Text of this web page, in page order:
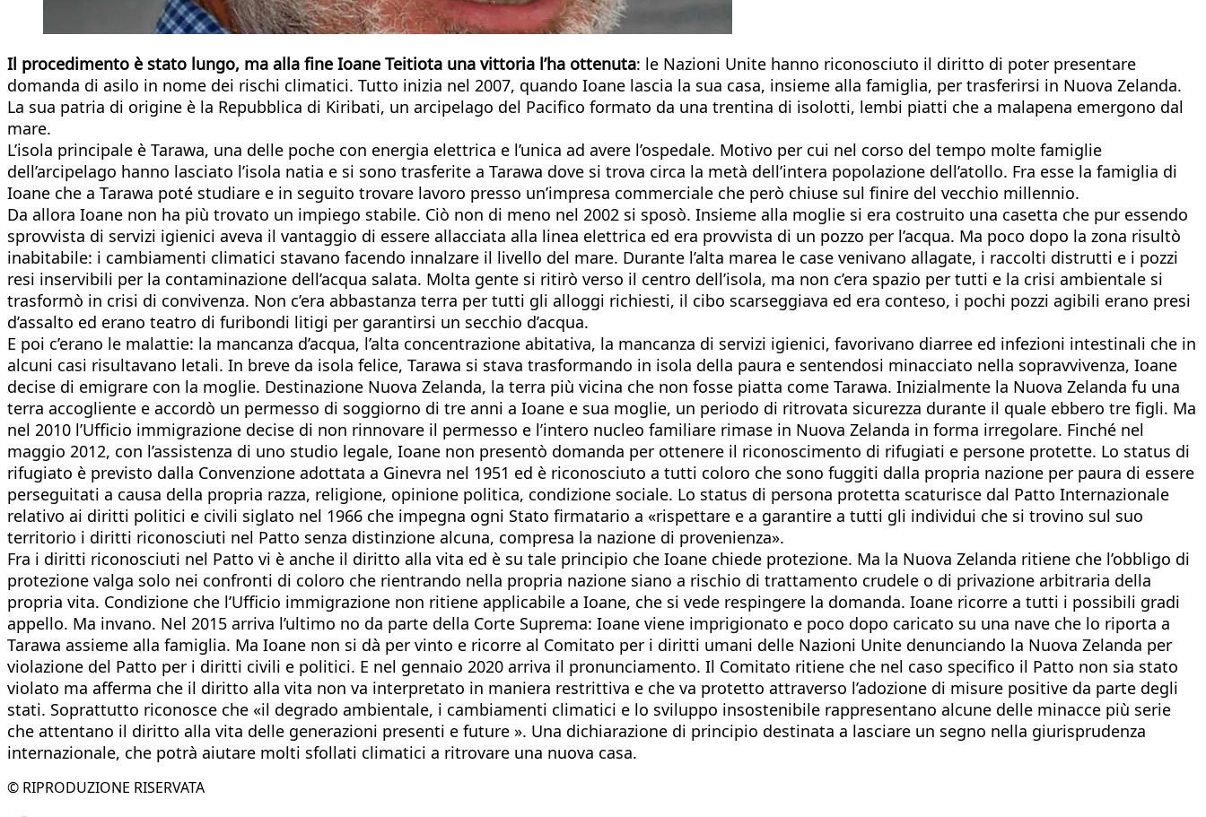
Il procedimento è stato lungo, ma alla fine Ioane Teitiota una vittoria l’ha ottenuta: le Nazioni Unite hanno riconosciuto il diritto di poter presentare
domanda di asilo in nome dei rischi climatici. Tutto inizia nel 2007, quando Ioane lascia la sua casa, insieme alla famiglia, per trasferirsi in Nuova Zelanda.
La sua patria di origine è la Repubblica di Kiribati, un arcipelago del Pacifico formato da una trentina di isolotti, lembi piatti che a malapena emergono dal
mare.
L’isola principale è Tarawa, una delle poche con energia elettrica e l’unica ad avere l’ospedale. Motivo per cui nel corso del tempo molte famiglie
dell’arcipelago hanno lasciato l’isola natia e si sono trasferite a Tarawa dove si trova circa la metà dell’intera popolazione dell’atollo. Fra esse la famiglia di
Ioane che a Tarawa poté studiare e in seguito trovare lavoro presso un’impresa commerciale che però chiuse sul finire del vecchio millennio.
Da allora Ioane non ha più trovato un impiego stabile. Ciò non di meno nel 2002 si sposò. Insieme alla moglie si era costruito una casetta che pur essendo
sprovvista di servizi igienici aveva il vantaggio di essere allacciata alla linea elettrica ed era provvista di un pozzo per l’acqua. Ma poco dopo la zona risultò
inabitabile: i cambiamenti climatici stavano facendo innalzare il livello del mare. Durante l’alta marea le case venivano allagate, i raccolti distrutti e i pozzi
resi inservibili per la contaminazione dell’acqua salata. Molta gente si ritirò verso il centro dell’isola, ma non c’era spazio per tutti e la crisi ambientale si
trasformò in crisi di convivenza. Non c’era abbastanza terra per tutti gli alloggi richiesti, il cibo scarseggiava ed era conteso, i pochi pozzi agibili erano presi
d’assalto ed erano teatro di furibondi litigi per garantirsi un secchio d’acqua.
E poi c’erano le malattie: la mancanza d’acqua, l’alta concentrazione abitativa, la mancanza di servizi igienici, favorivano diarree ed infezioni intestinali che in
alcuni casi risultavano letali. In breve da isola felice, Tarawa si stava trasformando in isola della paura e sentendosi minacciato nella sopravvivenza, Ioane
decise di emigrare con la moglie. Destinazione Nuova Zelanda, la terra più vicina che non fosse piatta come Tarawa. Inizialmente la Nuova Zelanda fu una
terra accogliente e accordò un permesso di soggiorno di tre anni a Ioane e sua moglie, un periodo di ritrovata sicurezza durante il quale ebbero tre figli. Ma
nel 2010 l’Ufficio immigrazione decise di non rinnovare il permesso e l’intero nucleo familiare rimase in Nuova Zelanda in forma irregolare. Finché nel
maggio 2012, con l’assistenza di uno studio legale, Ioane non presentò domanda per ottenere il riconoscimento di rifugiati e persone protette. Lo status di
rifugiato è previsto dalla Convenzione adottata a Ginevra nel 1951 ed è riconosciuto a tutti coloro che sono fuggiti dalla propria nazione per paura di essere
perseguitati a causa della propria razza, religione, opinione politica, condizione sociale. Lo status di persona protetta scaturisce dal Patto Internazionale
relativo ai diritti politici e civili siglato nel 1966 che impegna ogni Stato firmatario a «rispettare e a garantire a tutti gli individui che si trovino sul suo
territorio i diritti riconosciuti nel Patto senza distinzione alcuna, compresa la nazione di provenienza».
Fra i diritti riconosciuti nel Patto vi è anche il diritto alla vita ed è su tale principio che Ioane chiede protezione. Ma la Nuova Zelanda ritiene che l’obbligo di
protezione valga solo nei confronti di coloro che rientrando nella propria nazione siano a rischio di trattamento crudele o di privazione arbitraria della
propria vita. Condizione che l’Ufficio immigrazione non ritiene applicabile a Ioane, che si vede respingere la domanda. Ioane ricorre a tutti i possibili gradi
appello. Ma invano. Nel 2015 arriva l’ultimo no da parte della Corte Suprema: Ioane viene imprigionato e poco dopo caricato su una nave che lo riporta a
Tarawa assieme alla famiglia. Ma Ioane non si dà per vinto e ricorre al Comitato per i diritti umani delle Nazioni Unite denunciando la Nuova Zelanda per
violazione del Patto per i diritti civili e politici. E nel gennaio 2020 arriva il pronunciamento. Il Comitato ritiene che nel caso specifico il Patto non sia stato
violato ma afferma che il diritto alla vita non va interpretato in maniera restrittiva e che va protetto attraverso l’adozione di misure positive da parte degli
stati. Soprattutto riconosce che «il degrado ambientale, i cambiamenti climatici e lo sviluppo insostenibile rappresentano alcune delle minacce più serie
che attentano il diritto alla vita delle generazioni presenti e future ». Una dichiarazione di principio destinata a lasciare un segno nella giurisprudenza
internazionale, che potrà aiutare molti sfollati climatici a ritrovare una nuova casa.
© RIPRODUZIONE RISERVATA